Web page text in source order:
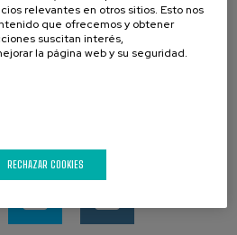
relevantes en otros sitios. Esto nos
que ofrecemos y obtener
suscitan interés,
la página web y su seguridad.
RECHAZAR COOKIES